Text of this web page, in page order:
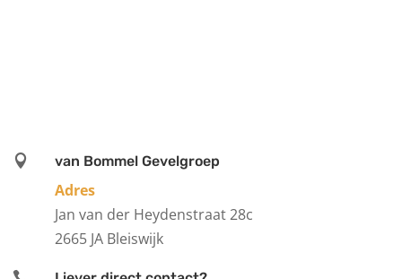
 van Bommel Gevelgroep
Adres
Jan van der Heydenstraat 28c
2665 JA Bleiswijk